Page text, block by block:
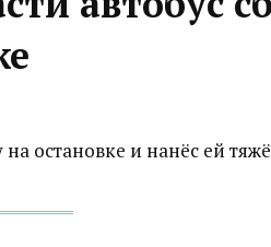
остановке и нанёс ей